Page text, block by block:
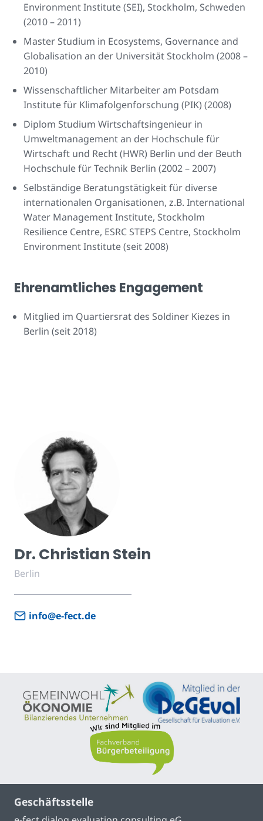
Environment Institute (SEI), Stockholm, Schweden
(2010 – 2011)
Master Studium in Ecosystems, Governance and
Globalisation an der Universität Stockholm (2008 –
2010)
Wissenschaftlicher Mitarbeiter am Potsdam
Institute für Klimafolgenforschung (PIK) (2008)
Diplom Studium Wirtschaftsingenieur in
Umweltmanagement an der Hochschule für
Wirtschaft und Recht (HWR) Berlin und der Beuth
Hochschule für Technik Berlin (2002 – 2007)
Selbständige Beratungstätigkeit für diverse
internationalen Organisationen, z.B. International
Water Management Institute, Stockholm
Resilience Centre, ESRC STEPS Centre, Stockholm
Environment Institute (seit 2008)
Ehrenamtliches Engagement
Mitglied im Quartiersrat des Soldiner Kiezes in
Berlin (seit 2018)
Dr. Christian Stein
Berlin
info@e-fect.de
Geschäftsstelle